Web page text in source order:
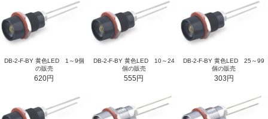
DB-2-F-BY 黄色LED 1～9個
の販売
620円
DB-2-F-BY 黄色LED 10～24
個の販売
555円
DB-2-F-BY 黄色LED 25～99
個の販売
303円